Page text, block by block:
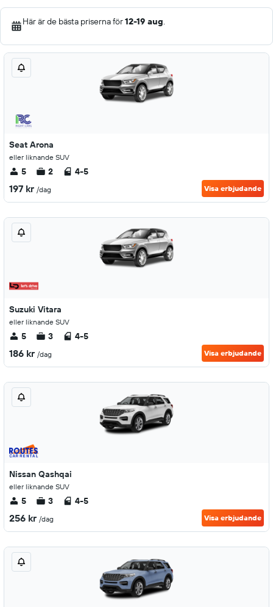
Här är de bästa priserna för12-19 aug.
Seat Arona
eller liknande SUV
5 2 4-5
197 kr /dag Visa erbjudande
Suzuki Vitara
eller liknande SUV
5 3 4-5
186 kr /dag Visa erbjudande
Nissan Qashqai
eller liknande SUV
5 3 4-5
256 kr /dag Visa erbjudande